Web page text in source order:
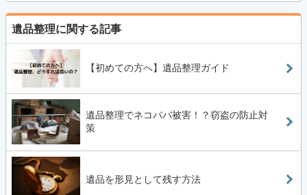
遺品整理に関する記事
【初めての方へ】遺品整理ガイド
遺品整理でネコババ被害！？窃盗の防止対
策
遺品を形見として残す方法